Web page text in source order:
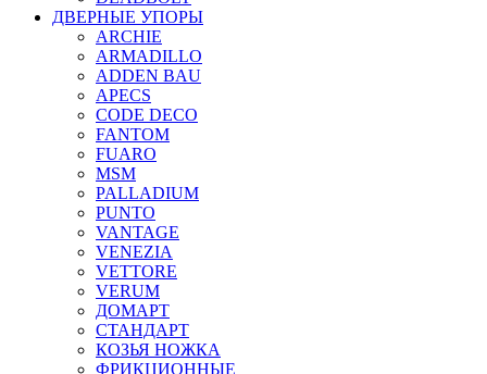
ДВЕРНЫЕ УПОРЫ
ARCHIE
ARMADILLO
ADDEN BAU
APECS
CODE DECO
FANTOM
FUARO
MSM
PALLADIUM
PUNTO
VANTAGE
VENEZIA
VETTORE
VERUM
ДОМАРТ
СТАНДАРТ
КОЗЬЯ НОЖКА
ФРИКЦИОННЫЕ